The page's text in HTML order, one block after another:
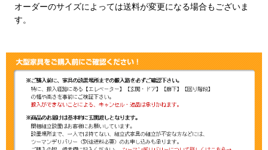
オーダーのサイズによっては送料が変更になる場合もございま
す。